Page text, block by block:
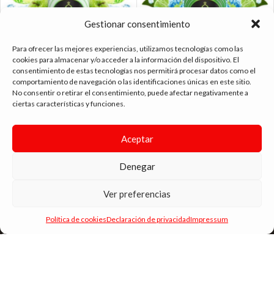
Gestionar consentimiento
Para ofrecer las mejores experiencias, utilizamos tecnologías como las
cookies para almacenar y/o acceder a la información del dispositivo. El
consentimiento de estas tecnologías nos permitirá procesar datos como el
comportamiento de navegación o las identificaciones únicas en este sitio.
No consentir o retirar el consentimiento, puede afectar negativamente a
ciertas características y funciones.
Aceptar
Denegar
Ver preferencias
Política de cookiesDeclaración de privacidadImpressum
BAR JUICE AROMA HYPER GREEN
APPLE ICE 10ML./120 LF
10.90€
BAR JUICE AROMA HYPER LIME ICE
10ML./120 (LF)
CONTACTO